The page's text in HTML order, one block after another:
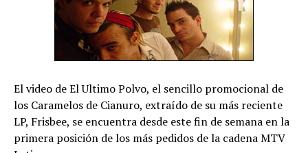
El video de El Ultimo Polvo, el sencillo promocional de
los Caramelos de Cianuro, extraído de su más reciente
LP, Frisbee, se encuentra desde este fin de semana en la
primera posición de los más pedidos de la cadena MTV